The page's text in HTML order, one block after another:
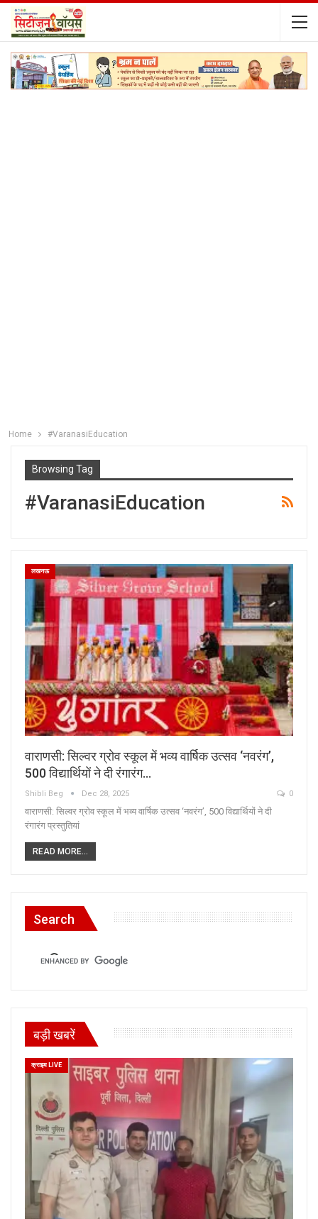
Home #VaranasiEducation
Browsing Tag
#VaranasiEducation
लखनऊ
वाराणसी: सिल्वर ग्रोव स्कूल में भव्य वार्षिक उत्सव ‘नवरंग’,
500 विद्यार्थियों ने दी रंगारंग…
Shibli Beg Dec 28, 2025 0
वाराणसी: सिल्वर ग्रोव स्कूल में भव्य वार्षिक उत्सव ‘नवरंग’, 500 विद्यार्थियों ने दी
रंगारंग प्रस्तुतियां
READ MORE...
Search
बड़ी खबरें
क्राइम LIVE